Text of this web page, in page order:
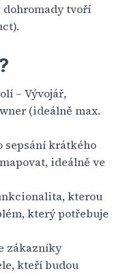
dohromady tvoří
– Vývojář,
(ideálně max.
sepsání krátkého
ideálně ve
kterou
který potřebuje
zákazníky
kteří budou